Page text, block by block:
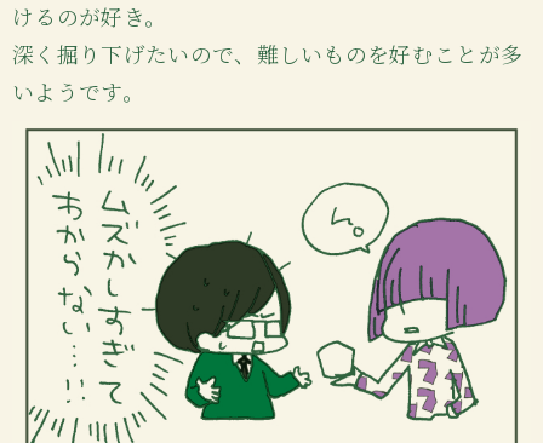
けるのが好き。
深く掘り下げたいので、難しいものを好むことが多
いようです。